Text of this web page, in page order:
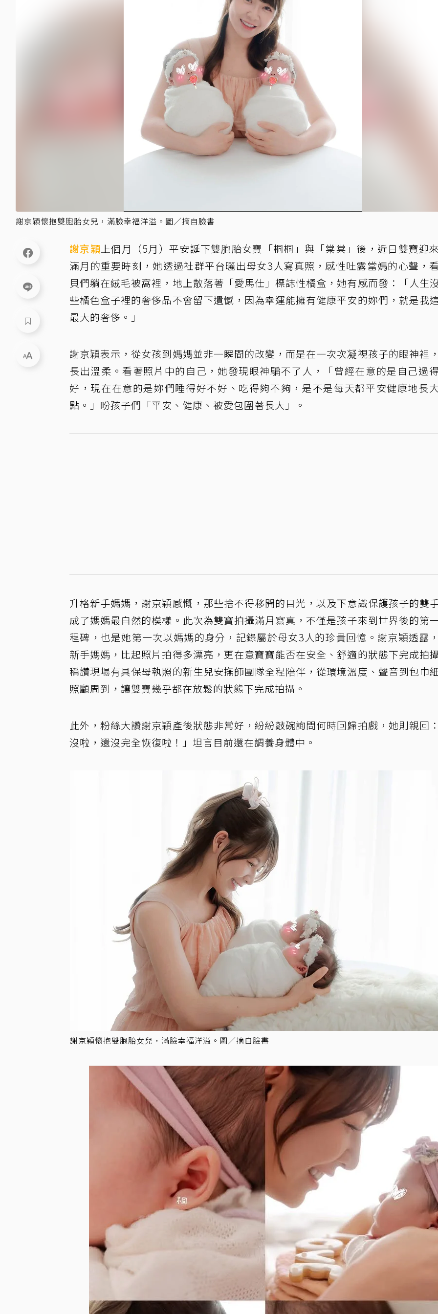
謝京穎懷抱雙胞胎女兒，滿臉幸福洋溢。圖／摘自臉書
謝京穎上個月（5月）平安誕下雙胞胎女寶「桐桐」與「棠棠」後，近日雙寶迎
滿月的重要時刻，她透過社群平台曬出母女3人寫真照，感性吐露當媽的心聲，
貝們躺在絨毛被窩裡，地上散落著「愛馬仕」標誌性橘盒，她有感而發：「人生
些橘色盒子裡的奢侈品不會留下遺憾，因為幸運能擁有健康平安的妳們，就是我
最大的奢侈。」
謝京穎表示，從女孩到媽媽並非一瞬間的改變，而是在一次次凝視孩子的眼神裡
長出溫柔。看著照片中的自己，她發現眼神騙不了人，「曾經在意的是自己過
好，現在在意的是妳們睡得好不好、吃得夠不夠，是不是每天都平安健康地長
點。」盼孩子們「平安、健康、被愛包圍著長大」。
升格新手媽媽，謝京穎感慨，那些捨不得移開的目光，以及下意識保護孩子的雙
成了媽媽最自然的模樣。此次為雙寶拍攝滿月寫真，不僅是孩子來到世界後的第
程碑，也是她第一次以媽媽的身分，記錄屬於母女3人的珍貴回憶。謝京穎透露
新手媽媽，比起照片拍得多漂亮，更在意寶寶能否在安全、舒適的狀態下完成拍
稱讚現場有具保母執照的新生兒安撫師團隊全程陪伴，從環境溫度、聲音到包巾
照顧周到，讓雙寶幾乎都在放鬆的狀態下完成拍攝。
此外，粉絲大讚謝京穎產後狀態非常好，紛紛敲碗詢問何時回歸拍戲，她則親回
沒啦，還沒完全恢復啦！」坦言目前還在調養身體中。
謝京穎懷抱雙胞胎女兒，滿臉幸福洋溢。圖／摘自臉書